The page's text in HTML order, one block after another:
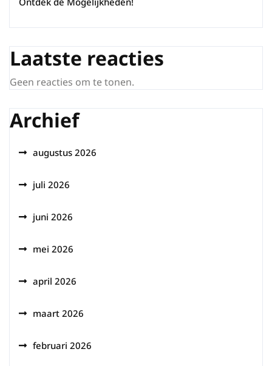
Laatste reacties
Geen reacties om te tonen.
Archief
augustus 2026
juli 2026
juni 2026
mei 2026
april 2026
maart 2026
februari 2026